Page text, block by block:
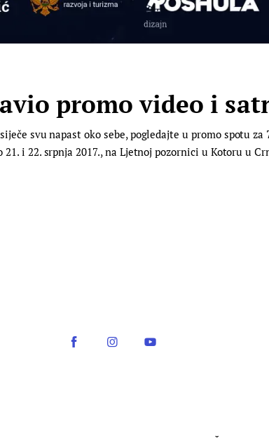
promo video i
svu napast oko sebe, pogledajte u promo spotu za
i 22. srpnja 2017., na Ljetnoj pozornici u Kotoru u